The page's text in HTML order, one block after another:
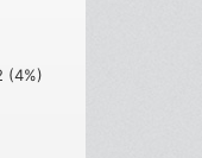
(4%)